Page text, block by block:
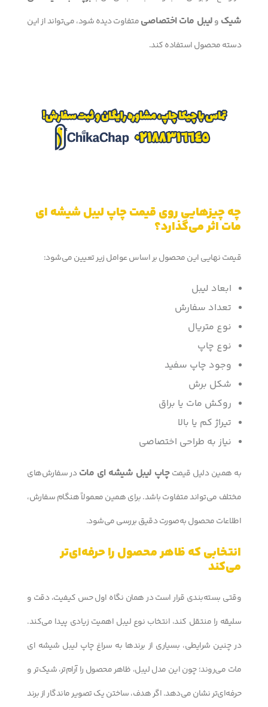
شیک ولیبل مات اختصاصیمتفاوت دیده شود، می‌تواند از این
دسته محصول استفاده کند.
چه چیزهایی روی قیمت چاپ لیبل شیشه ای
مات اثر می‌گذارد؟
قیمت نهایی این محصول بر اساس عوامل زیر تعیین می‌شود:
ابعاد لیبل
تعداد سفارش
نوع متریال
نوع چاپ
وجود چاپ سفید
شکل برش
روکش مات یا براق
تیراژ کم یا بالا
نیاز به طراحی اختصاصی
به همین دلیل قیمتچاپ لیبل شیشه ای ماتدر سفارش‌های
مختلف می‌تواند متفاوت باشد. برای همین معمولاً هنگام سفارش،
اطلاعات محصول به‌صورت دقیق بررسی می‌شود.
انتخابی که ظاهر محصول را حرفه‌ای‌تر
می‌کند
وقتی بسته‌بندی قرار است در همان نگاه اول حس کیفیت، دقت و
سلیقه را منتقل کند، انتخاب نوع لیبل اهمیت زیادی پیدا می‌کند.
در چنین شرایطی، بسیاری از برندها به سراغ چاپ لیبل شیشه ای
مات می‌روند؛ چون این مدل لیبل، ظاهر محصول را آرام‌تر، شیک‌تر و
حرفه‌ای‌تر نشان می‌دهد. اگر هدف، ساختن یک تصویر ماندگار از برند